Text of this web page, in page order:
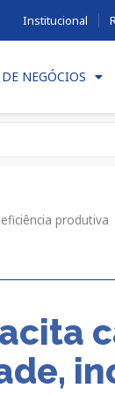
Institucional
NEGÓCIOS
produtiva